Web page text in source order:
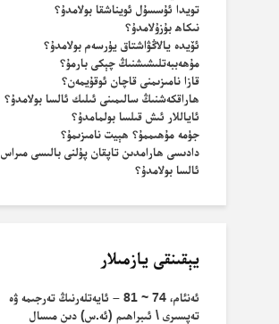
تويدا ئۇسسۇل ئويناشقا بولامدۇ؟
نىكاھ بۇزۇلامدۇ؟
ئۆيدە يالاڭۋاشتاق يۈرسەم بولامدۇ؟
مۇھەببەتلىشىشنىڭ چېكى بارمۇ؟
قازا نامىزىمنى قاچان ئوقۇيمەن؟
ھاراقكەشنىڭ سالىمىنى ئىلىك ئالسا بولامدۇ؟
ئاياللار ئىش قىلسا بولمامدۇ؟
جۈمە مۇھىممۇ؟ ھېيت نامىزىمۇ؟
دادىسى ھارامدىن تاپقان پۇلنى بالىسى مىراس
ئالسا بولامدۇ؟
يېقىنقى يازمىلار
ئەنئام، 74 ~ 81 – ئايەتلەرنىڭ تەرجىمە ۋە
تەپسىرى \ ئىبراھىم (ئە.س) دىن مىسال